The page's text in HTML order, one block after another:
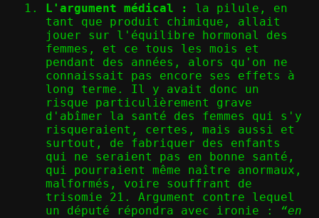
L'argument médical :
la pilule, en
tant que produit chimique, allait
jouer sur l'équilibre hormonal des
femmes, et ce tous les mois et
pendant des années, alors qu'on ne
connaissait pas encore ses effets à
long terme. Il y avait donc un
risque particulièrement grave
d'abîmer la santé des femmes qui s'y
risqueraient, certes, mais aussi et
surtout, de fabriquer des enfants
qui ne seraient pas en bonne santé,
qui pourraient même naître anormaux,
malformés, voire souffrant de
trisomie 21. Argument contre lequel
un député répondra avec ironie :
“en